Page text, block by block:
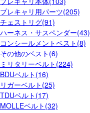
プレキャリ用パーツ(205)
チェストリグ(91)
ハーネス・サスペンダー(43)
コンシールメントベスト(8)
その他のベスト(6)
ミリタリーベルト(224)
BDUベルト(16)
リガーベルト(25)
TDUベルト(17)
MOLLEベルト(32)